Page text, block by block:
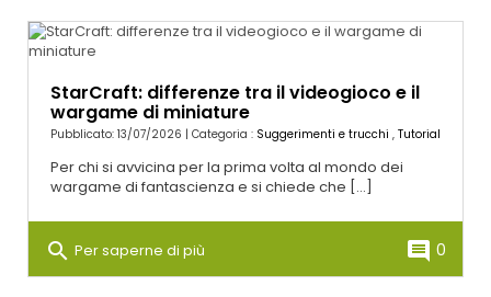
StarCraft: differenze tra il videogioco e il
wargame di miniature
Pubblicato: 13/07/2026 | Categoria : Suggerimenti e trucchi , Tutorial
Per chi si avvicina per la prima volta al mondo dei
wargame di fantascienza e si chiede che [...]
search Per saperne di più comment 0